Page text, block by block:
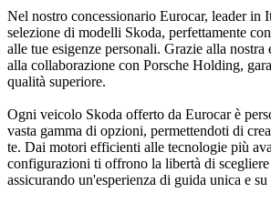
Nel nostro concessionario Eurocar, leader in
selezione di modelli Skoda, perfettamente
alle tue esigenze personali. Grazie alla nostra
alla collaborazione con Porsche Holding,
qualità superiore.
Ogni veicolo Skoda offerto da Eurocar è
vasta gamma di opzioni, permettendoti di
te. Dai motori efficienti alle tecnologie più
configurazioni ti offrono la libertà di
assicurando un'esperienza di guida unica e su